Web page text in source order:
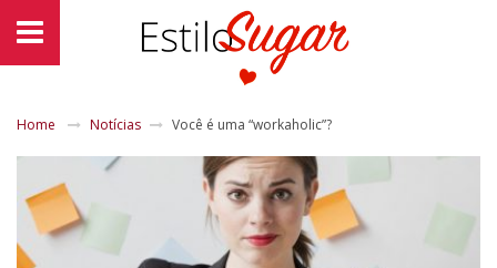
Home Notícias Você é uma “workaholic”?